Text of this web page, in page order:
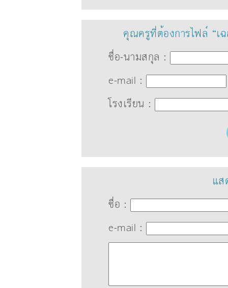
คุณครูที่ต้องการไฟล์ “
ชื่อ-นามสกุล :
e-mail :
โรงเรียน :
แ
ชื่อ :
e-mail :